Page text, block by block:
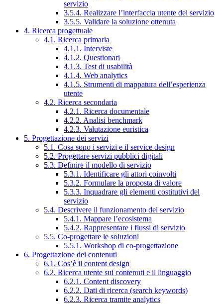
servizio
3.5.4. Realizzare l’interfaccia utente del servizio
3.5.5. Validare la soluzione ottenuta
4. Ricerca progettuale
4.1. Ricerca primaria
4.1.1. Interviste
4.1.2. Questionari
4.1.3. Test di usabilità
4.1.4. Web analytics
4.1.5. Strumenti di mappatura dell’esperienza
utente
4.2. Ricerca secondaria
4.2.1. Ricerca documentale
4.2.2. Analisi benchmark
4.2.3. Valutazione euristica
5. Progettazione dei servizi
5.1. Cosa sono i servizi e il service design
5.2. Progettare servizi pubblici digitali
5.3. Definire il modello di servizio
5.3.1. Identificare gli attori coinvolti
5.3.2. Formulare la proposta di valore
5.3.3. Inquadrare gli elementi costitutivi del
servizio
5.4. Descrivere il funzionamento del servizio
5.4.1. Mappare l’ecosistema
5.4.2. Rappresentare i flussi di servizio
5.5. Co-progettare le soluzioni
5.5.1. Workshop di co-progettazione
6. Progettazione dei contenuti
6.1. Cos’è il content design
6.2. Ricerca utente sui contenuti e il linguaggio
6.2.1. Content discovery
6.2.2. Dati di ricerca (search keywords)
6.2.3. Ricerca tramite analytics